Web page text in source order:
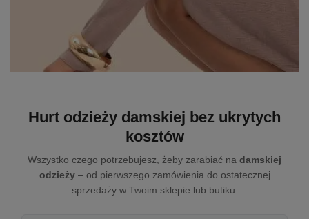
Hurt odzieży damskiej bez ukrytych
kosztów
Wszystko czego potrzebujesz, żeby zarabiać na damskiej
odzieży– od pierwszego zamówienia do ostatecznej
sprzedaży w Twoim sklepie lub butiku.